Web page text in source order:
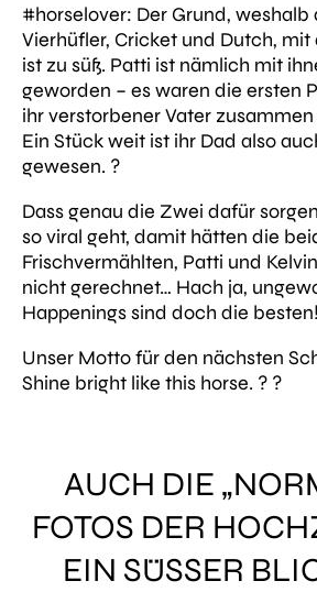
#horselover: Der Grund, weshalb
Vierhüfler, Cricket und Dutch, mit
ist zu süß. Patti ist nämlich mit
geworden – es waren die ersten
ihr verstorbener Vater
Ein Stück weit ist ihr Dad also
gewesen. ?
Dass genau die Zwei dafür
so viral geht, damit hätten die
Frischvermählten, Patti und
nicht gerechnet… Hach ja,
Happenings sind doch die besten!
Unser Motto für den nächsten
Shine bright like this horse. ? ?
AUCH DIE
FOTOS DER
EIN SÜSSER